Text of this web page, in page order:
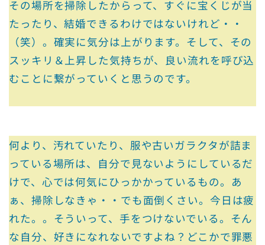
その場所を掃除したからって、すぐに宝くじが当
たったり、結婚できるわけではないけれど・・
（笑）。確実に気分は上がります。そして、その
スッキリ＆上昇した気持ちが、良い流れを呼び込
むことに繋がっていくと思うのです。
何より、汚れていたり、服や古いガラクタが詰ま
っている場所は、自分で見ないようにしているだ
けで、心では何気にひっかかっているもの。あ
ぁ、掃除しなきゃ・・でも面倒くさい。今日は疲
れた。。そういって、手をつけないでいる。そん
な自分、好きになれないですよね？どこかで罪悪